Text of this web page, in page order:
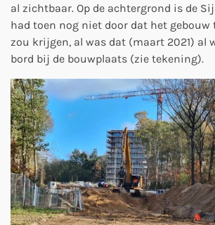
al zichtbaar. Op de achtergrond is de
had toen nog niet door dat het gebouw
zou krijgen, al was dat (maart 2021) al
bord bij de bouwplaats (zie tekening).